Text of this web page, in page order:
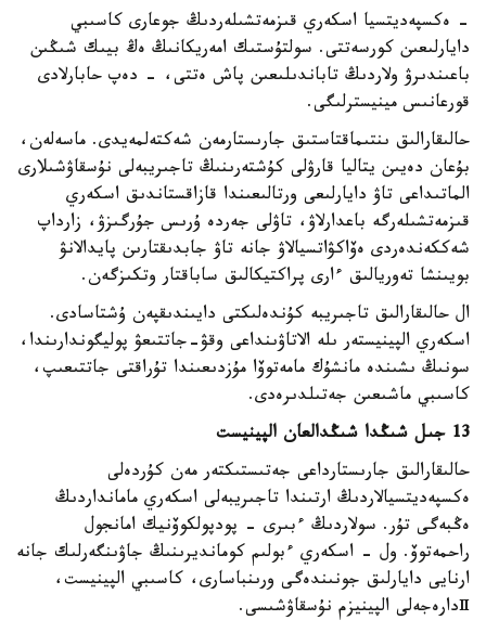
- ەكسپەديتسيا اسكەري قىزمەتشىلەردىڭ جوعارى كاسىبي
دايارلىعىن كورسەتتى. سولتۇستىك امەريكانىڭ ەڭ بيىك شىڭىن
باعىندىرۋ ولاردىڭ تاباندىلىعىن پاش ەتتى، - دەپ حابارلادى
قورعانىس مينيسترلىگى.
حالىقارالىق ىنتىماقتاستىق جارىستارمەن شەكتەلمەيدى. ماسەلەن،
بۇعان دەيىن يتاليا قارۋلى كۇشتەرىنىڭ تاجىريبەلى نۇسقاۋشىلارى
الماتىداعى تاۋ دايارلىعى ورتالىعىندا قازاقستاندىق اسكەري
قىزمەتشىلەرگە باعدارلاۋ، تاۋلى جەردە ۇرىس جۇرگىزۋ، زارداپ
شەككەندەردى ەۆاكۋاتسيالاۋ جانە تاۋ جابدىقتارىن پايدالانۋ
بويىنشا تەوريالىق ءارى پراكتيكالىق ساباقتار وتكىزگەن.
ال حالىقارالىق تاجىريبە كۇندەلىكتى دايىندىقپەن ۇشتاسادى.
اسكەري الپينيستەر ىلە الاتاۋىنداعى وقۋ-جاتتىعۋ پوليگوندارىندا،
سونىڭ ىشىندە مانشۇك مامەتوۆا مۇزدىعىندا تۇراقتى جاتتىعىپ،
كاسىبي ماشىعىن جەتىلدىرەدى.
13 جىل شىڭدا شىڭدالعان الپينيست
حالىقارالىق جارىستارداعى جەتىستىكتەر مەن كۇردەلى
ەكسپەديتسيالاردىڭ ارتىندا تاجىريبەلى اسكەري مامانداردىڭ
ەڭبەگى تۇر. سولاردىڭ ءبىرى - پودپولكوۆنيك امانجول
راحمەتوۆ. ول - اسكەري ءبولىم كومانديرىنىڭ جاۋىنگەرلىك جانە
ارنايى دايارلىق جونىندەگى ورىنباسارى، كاسىبي الپينيست،
Ⅱدارەجەلى الپينيزم نۇسقاۋشىسى.